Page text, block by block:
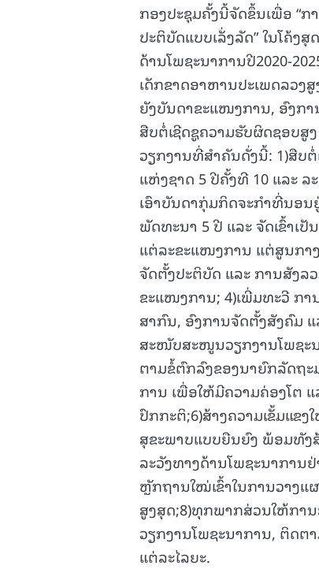
ກອງປະຊຸມຄັ້ງນີ້ຈັດຂຶ້ນເພື່ອ “
ປະຕິບັດແບບເລັ່ງລັດ” ໃນໂຄ້
ດ້ານໂພຊະນາການປີ2020-
ເດັກຂາດອາຫານປະເພດລວງ
ຍັງບັນດາຂະແໜງການ, ອົງກ
ສືບຕໍ່ເຊີດຊູຄວາມຮັບຜິດຊອບສູ
ວຽກງານທີ່ສຳຄັນດັ່ງນີ້: 1)ສືບ
ແຫ່ງຊາດ 5 ປີຄັ້ງທີ 10 ແລະ
ເອົາບັນດາກຸ່ມກິດຈະກຳທີ່ນອນ
ພັດທະນາ 5 ປີ ແລະ ຈັດເຂົ້າເປັ
ແຕ່ລະຂະແໜງການ ແຕ່ສູນກາ
ຈັດຕັ້ງປະຕິບັດ ແລະ ການສັງລ
ຂະແໜງການ; 4)ເພີ່ມທະວີ ກ
ສາກົນ, ອົງການຈັດຕັ້ງສັງຄົມ
ສະໜັບສະໜູນວຽກງານໂພຊະນ
ຕາມຂໍ້ຕົກລົງຂອງນາຍົກລັດຖ
ການ ເພື່ອໃຫ້ມີຄວາມຄ່ອງໂຕ
ປົກກະຕິ;6)ສ້າງຄວາມເຂັ້ມແຂ
ສຸຂະພາບແບບຍືນຍົງ ພ້ອມທັງສ້
ລະວັງທາງດ້ານໂພຊະນາການ
ຫຼັກຖານໃໝ່ເຂົ້າໃນການວາງແ
ສູງສຸດ;8)ທຸກພາກສ່ວນໃຫ້ກາ
ວຽກງານໂພຊະນາການ, ຕິດຕ
ແຕ່ລະໄລຍະ.